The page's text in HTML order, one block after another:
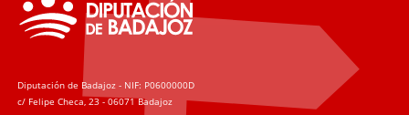
Diputación de Badajoz - NIF: P0600000D
c/ Felipe Checa, 23 - 06071 Badajoz